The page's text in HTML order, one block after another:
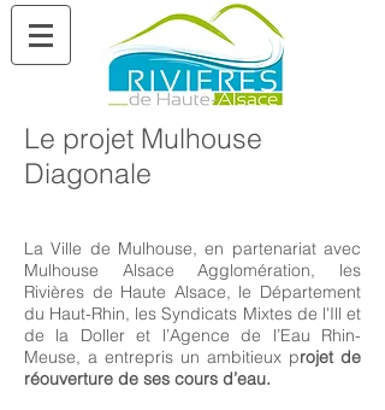
Le projet Mulhouse
Diagonale
La Ville de Mulhouse, en partenariat avec
Mulhouse Alsace Agglomération, les
Rivières de Haute Alsace, le Département
du Haut-Rhin, les Syndicats Mixtes de l'Ill et
de la Doller et l’Agence de l’Eau Rhin-
Meuse, a entrepris un ambitieux projet de
réouverture de ses cours d’eau.